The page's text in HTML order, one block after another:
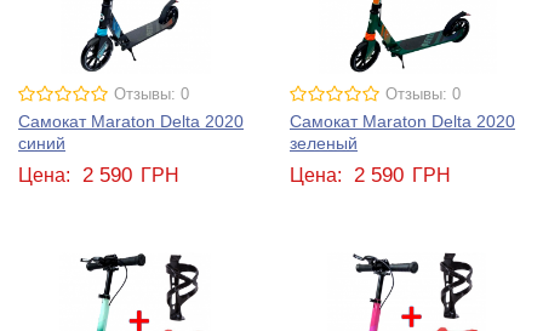
Отзывы: 0
Самокат Maraton Delta 2020
синий
Цена: 2 590 ГРН
Отзывы: 0
Самокат Maraton Delta 2020
зеленый
Цена: 2 590 ГРН